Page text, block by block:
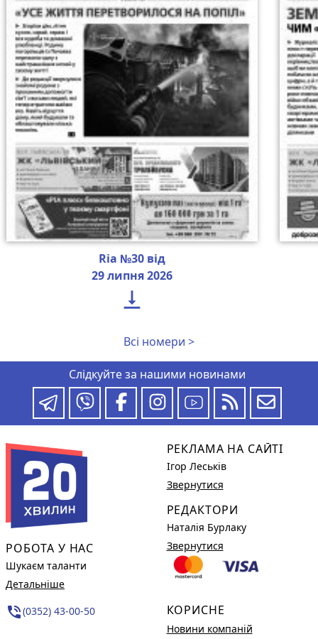
Ria №30 від
29 липня 2026

Всі номери >
Слідкуйте за нашими новинами
РОБОТА У НАС
Шукаєм таланти
Детальніше
phone_in_talk(0352) 43-00-50
РЕКЛАМА НА САЙТІ
Ігор Леськів
Звернутися
РЕДАКТОРИ
Наталія Бурлаку
Звернутися
КОРИСНЕ
Новини компаній